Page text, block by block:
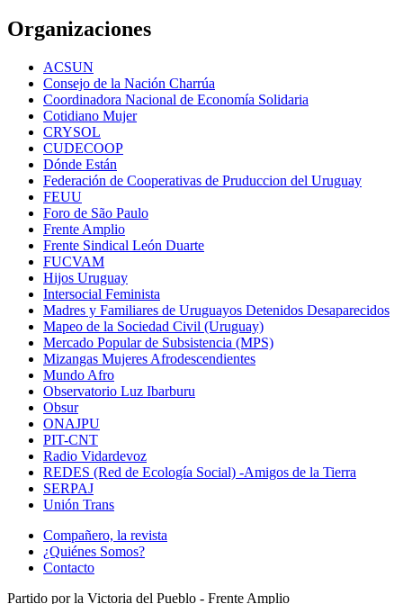
Organizaciones
ACSUN
Consejo de la Nación Charrúa
Coordinadora Nacional de Economía Solidaria
Cotidiano Mujer
CRYSOL
CUDECOOP
Dónde Están
Federación de Cooperativas de Pruduccion del Uruguay
FEUU
Foro de São Paulo
Frente Amplio
Frente Sindical León Duarte
FUCVAM
Hijos Uruguay
Intersocial Feminista
Madres y Familiares de Uruguayos Detenidos Desaparecidos
Mapeo de la Sociedad Civil (Uruguay)
Mercado Popular de Subsistencia (MPS)
Mizangas Mujeres Afrodescendientes
Mundo Afro
Observatorio Luz Ibarburu
Obsur
ONAJPU
PIT-CNT
Radio Vidardevoz
REDES (Red de Ecología Social) -Amigos de la Tierra
SERPAJ
Unión Trans
Compañero, la revista
¿Quiénes Somos?
Contacto
Partido por la Victoria del Pueblo - Frente Amplio